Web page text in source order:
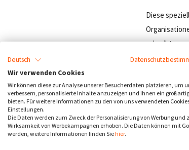
Diese
schreibt vor,
wenn es
Die
oder andere
Wenn ein
Deutsch
Wir verwenden Cookies
Wir können diese zur Analyse unserer Besucherdaten platzieren, um
verbessern, personalisierte Inhalte anzuzeigen und Ihnen ein
bieten. Für weitere Informationen zu den von uns verwendeten
Einstellungen.
Die Daten werden zum Zweck der Personalisierung von Werbung und
Wirksamkeit von Werbekampagnen erhoben. Die Daten können mit
werden, weitere Informationen finden Siehier.